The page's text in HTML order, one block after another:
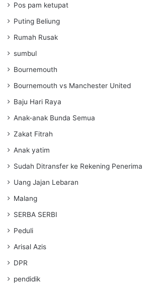
Pos pam ketupat
Puting Beliung
Rumah Rusak
sumbul
Bournemouth
Bournemouth vs Manchester United
Baju Hari Raya
Anak-anak Bunda Semua
Zakat Fitrah
Anak yatim
Sudah Ditransfer ke Rekening Penerima
Uang Jajan Lebaran
Malang
SERBA SERBI
Peduli
Arisal Azis
DPR
pendidik